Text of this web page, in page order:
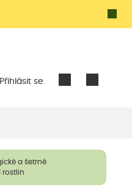
Přihlásit se
a šetrné
rostlin